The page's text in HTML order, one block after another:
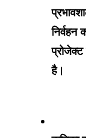
प्रोजेक्ट
है।